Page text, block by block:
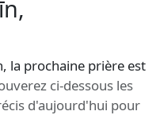
la prochaine prière est
ci-dessous les
d'aujourd'hui pour